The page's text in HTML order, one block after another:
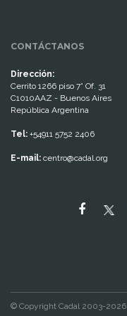
CONTÁCTANOS
Dirección:
Cerrito 1266 piso 7° Of. 31
C1010AAZ - Buenos Aires
República Argentina
Tel: +54911 5752 2406
E-mail: centro@cadal.org
© Copyright Cadal 2003-2026